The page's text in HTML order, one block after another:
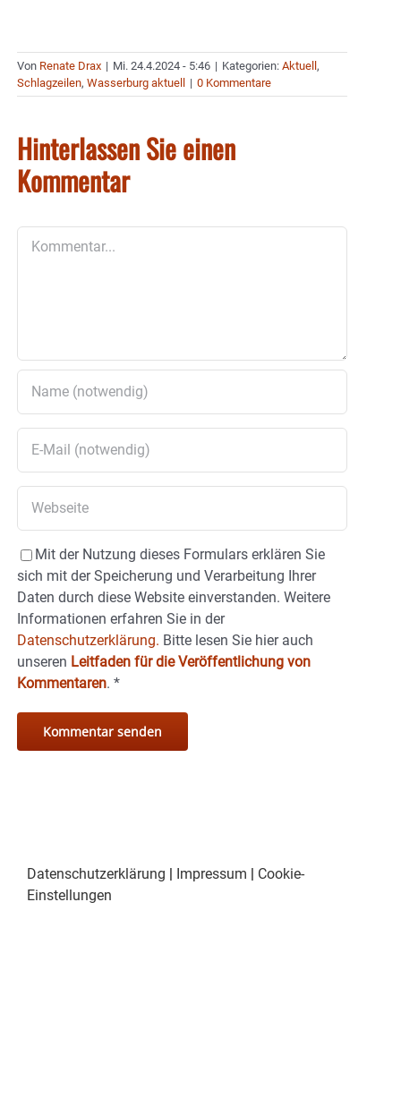
Von Renate Drax | Mi. 24.4.2024 - 5:46 | Kategorien: Aktuell ,
Schlagzeilen, Wasserburg aktuell | 0 Kommentare
Hinterlassen Sie einen
Kommentar
Mit der Nutzung dieses Formulars erklären Sie
sich mit der Speicherung und Verarbeitung Ihrer
Daten durch diese Website einverstanden. Weitere
Informationen erfahren Sie in der
Datenschutzerklärung. Bitte lesen Sie hier auch
unseren Leitfaden für die Veröffentlichung von
Kommentaren. *
Datenschutzerklärung | Impressum | Cookie-
Einstellungen